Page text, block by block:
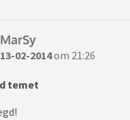
MarSy
13-02-2014om 21:26
temet